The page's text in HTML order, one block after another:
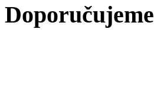
Doporučujeme